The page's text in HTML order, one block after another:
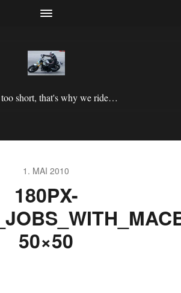
short, that's why we ride…
1. MAI 2010
180PX-
50×50